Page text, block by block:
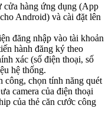
hàng ứng dụng (App
Android) và cài đặt lên
đăng nhập vào tài khoản
hành đăng ký theo
xác (số điện thoại, số
hệ thống.
công, chọn tính năng quét
camera của điện thoại
của thẻ căn cước công